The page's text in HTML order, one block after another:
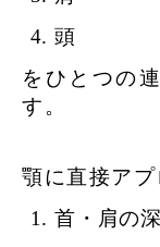
頭
をひとつの
す。
顎に直接アプ
首・肩の